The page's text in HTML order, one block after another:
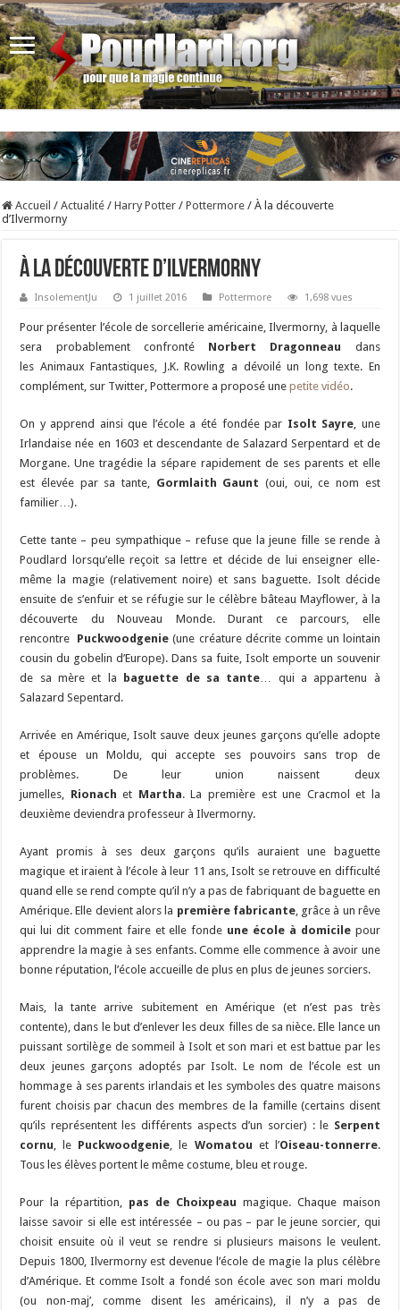
Accueil / Actualité / Harry Potter / Pottermore / À la découverte
d’Ilvermorny
À la découverte d’Ilvermorny
InsolementJu 1 juillet 2016 Pottermore 1,698 vues
Pour présenter l’école de sorcellerie américaine, Ilvermorny, à laquelle
sera probablement confronté Norbert Dragonneau dans
les Animaux Fantastiques, J.K. Rowling a dévoilé un long texte. En
complément, sur Twitter, Pottermore a proposé unepetite vidéo.
On y apprend ainsi que l’école a été fondée par Isolt Sayre, une
Irlandaise née en 1603 et descendante de Salazard Serpentard et de
Morgane. Une tragédie la sépare rapidement de ses parents et elle
est élevée par sa tante, Gormlaith Gaunt (oui, oui, ce nom est
familier…).
Cette tante – peu sympathique – refuse que la jeune fille se rende à
Poudlard lorsqu’elle reçoit sa lettre et décide de lui enseigner elle-
même la magie (relativement noire) et sans baguette. Isolt décide
ensuite de s’enfuir et se réfugie sur le célèbre bâteau Mayflower, à la
découverte du Nouveau Monde. Durant ce parcours, elle
rencontre Puckwoodgenie(une créature décrite comme un lointain
cousin du gobelin d’Europe). Dans sa fuite, Isolt emporte un souvenir
de sa mère et la
baguette de sa tante… qui a appartenu à
Salazard Sepentard.
Arrivée en Amérique, Isolt sauve deux jeunes garçons qu’elle adopte
et épouse un Moldu, qui accepte ses pouvoirs sans trop de
problèmes. De leur union naissent deux
jumelles, Rionachet Martha. La première est une Cracmol et la
deuxième deviendra professeur à Ilvermorny.
Ayant promis à ses deux garçons qu’ils auraient une baguette
magique et iraient à l’école à leur 11 ans, Isolt se retrouve en difficulté
quand elle se rend compte qu’il n’y a pas de fabriquant de baguette en
Amérique. Elle devient alors la première fabricante, grâce à un rêve
qui lui dit comment faire et elle fonde une école à domicilepour
apprendre la magie à ses enfants. Comme elle commence à avoir une
bonne réputation, l’école accueille de plus en plus de jeunes sorciers.
Mais, la tante arrive subitement en Amérique (et n’est pas très
contente), dans le but d’enlever les deux filles de sa nièce. Elle lance un
puissant sortilège de sommeil à Isolt et son mari et est battue par les
deux jeunes garçons adoptés par Isolt. Le nom de l’école est un
hommage à ses parents irlandais et les symboles des quatre maisons
furent choisis par chacun des membres de la famille (certains disent
qu’ils représentent les différents aspects d’un sorcier) : le Serpent
cornu, le Puckwoodgenie, le Womatou et l’Oiseau-tonnerre.
Tous les élèves portent le même costume, bleu et rouge.
Pour la répartition, pas de Choixpeau magique. Chaque maison
laisse savoir si elle est intéressée – ou pas – par le jeune sorcier, qui
choisit ensuite où il veut se rendre si plusieurs maisons le veulent.
Depuis 1800, Ilvermorny est devenue l’école de magie la plus célèbre
d’Amérique. Et comme Isolt a fondé son école avec son mari moldu
(ou non-maj’, comme disent les américains), il n’y a pas de